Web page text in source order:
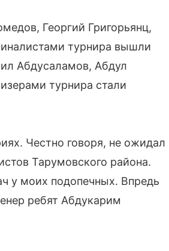
Георгий Григорьянц,
турнира вышли
Абдусаламов, Абдул
турнира стали
Честно говоря, не ожидал
Тарумовского района.
у моих подопечных. Впредь
ребят Абдукарим